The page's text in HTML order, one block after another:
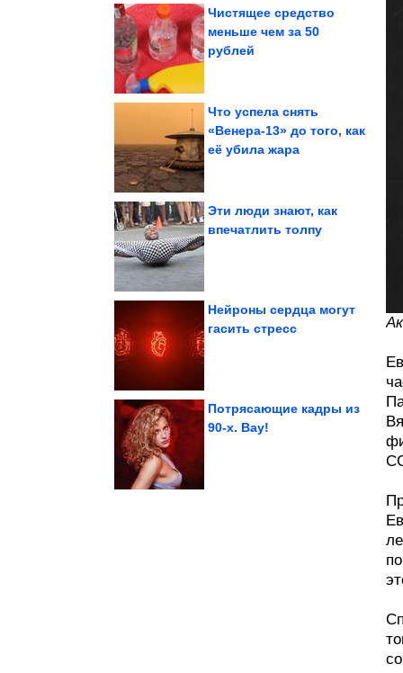
Идеи высоких грядок
Чистящее средство
меньше чем за 50
рублей
Что успела снять
«Венера-13» до того, как
её убила жара
Эти люди знают, как
впечатлить толпу
Нейроны сердца могут
гасить стресс
Потрясающие кадры из
90-х. Вау!